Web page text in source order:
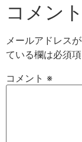
コメン
メールアドレス
ている欄は必須
コメント ※